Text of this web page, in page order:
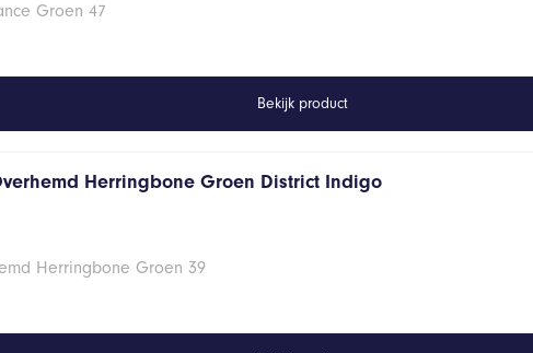
Groen 47
Bekijk product
Herringbone Groen District Indigo
Herringbone Groen 39